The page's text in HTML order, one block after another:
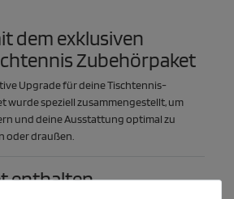
dem exklusiven
Zubehörpaket
Upgrade für deine Tischtennis-
wurde speziell zusammengestellt, um
und deine Ausstattung optimal zu
oder draußen.
enthalten